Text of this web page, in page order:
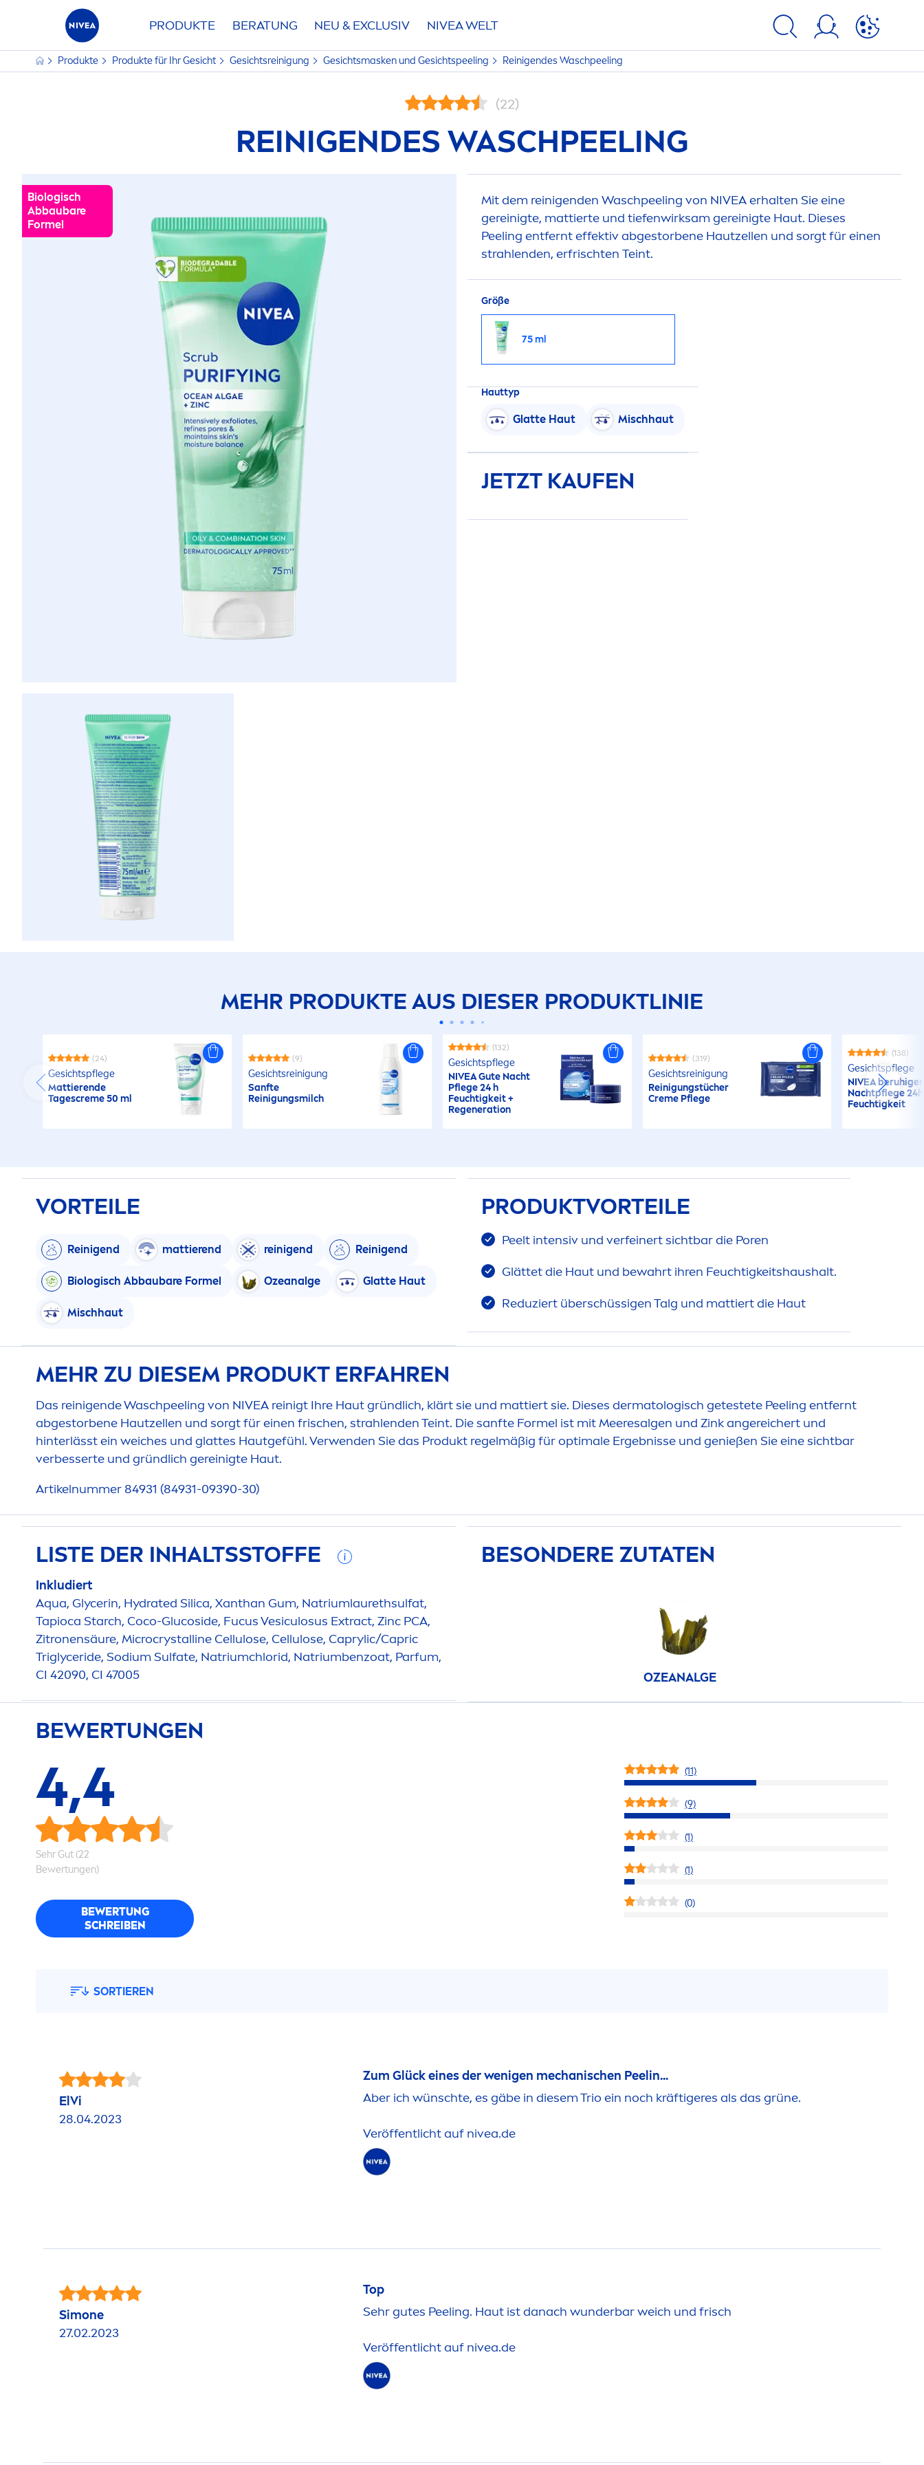
PRODUKTE BERATUNG NEU & EXCLUSIV NIVEAWELT
Produkte Produkte für Ihr Gesicht Gesichtsreinigung Gesichtsmasken und Gesichtspeeling Reinigendes Waschpeeling
(22)
REINIGENDES WASCHPEELING
Biologisch
Abbaubare
Formel
Mit dem reinigenden Waschpeeling von NIVEAerhalten Sie eine
gereinigte, mattierte und tiefenwirksam gereinigte Haut. Dieses
Peeling entfernt effektiv abgestorbene Hautzellen und sorgt für einen
strahlenden, erfrischten Teint.
Größe
75 ml
Hauttyp
Glatte Haut Mischhaut
JETZT KAUFEN
MEHR PRODUKTE AUS DIESER PRODUKTLINIE
(24)
Gesichtspflege
Mattierende
Tagescreme50 ml
(9)
Gesichtsreinigung
Sanfte
Reinigungsmilch
(132)
Gesichtspflege
NIVEAGute Nacht
Pflege 24 h
Feuchtigkeit +
Regeneration
(319)
Gesichtsreinigung
Reinigungstücher
CremePflege
(138)
Gesichtspflege
NIVEA
Nachtpflege 24h
Feuchtigkeit
VORTEILE
Reinigend mattierend reinigend Reinigend
Biologisch Abbaubare Formel Ozeanalge Glatte Haut
Mischhaut
PRODUKTVORTEILE
Peelt intensiv und verfeinert sichtbar die Poren
Glättet die Haut und bewahrt ihren Feuchtigkeitshaushalt.
Reduziert überschüssigen Talg und mattiert die Haut
MEHR ZU DIESEM PRODUKT ERFAHREN
Das reinigende Waschpeeling von NIVEA reinigt Ihre Haut gründlich, klärt sie und mattiert sie. Dieses dermatologisch getestete Peeling entfernt
abgestorbene Hautzellen und sorgt für einen frischen, strahlenden Teint. Die sanfte Formel ist mit Meeresalgen und Zink angereichert und
hinterlässt ein weiches und glattes Hautgefühl. Verwenden Sie das Produkt regelmäßig für optimale Ergebnisse und genießen Sie eine sichtbar
verbesserte und gründlich gereinigte Haut.
Artikelnummer 84931 (84931-09390-30)
LISTE DER INHALTSSTOFFE
Inkludiert
Aqua, Glycerin, Hydrated Silica, Xanthan Gum, Natriumlaurethsulfat,
Tapioca Starch, Coco-Glucoside, Fucus Vesiculosus Extract, Zinc PCA,
Zitronensäure, Microcrystalline Cellulose, Cellulose, Caprylic/Capric
Triglyceride, Sodium Sulfate, Natriumchlorid, Natriumbenzoat, Parfum,
CI 42090, CI 47005
BESONDERE ZUTATEN
OZEANALGE
BEWERTUNGEN
4,4
Sehr Gut (22
Bewertungen)
BEWERTUNG
SCHREIBEN
(11)
(9)
(1)
(1)
(0)
SORTIEREN
ElVi
28.04.2023
Zum Glück eines der wenigen mechanischen Peelin...
Aber ich wünschte, es gäbe in diesem Trio ein noch kräftigeres als das grüne.
Veröffentlicht auf nivea.de
Simone
27.02.2023
Top
Sehr gutes Peeling. Haut ist danach wunderbar weich und frisch
Veröffentlicht auf nivea.de